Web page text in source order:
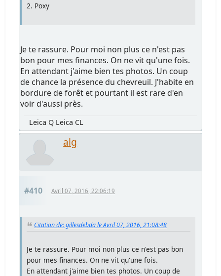
2. Poxy
Je te rassure. Pour moi non plus ce n'est pas
bon pour mes finances. On ne vit qu'une fois.
En attendant j'aime bien tes photos. Un coup
de chance la présence du chevreuil. J'habite en
bordure de forêt et pourtant il est rare d'en
voir d'aussi près.
Leica Q Leica CL
alg
#410 Avril 07, 2016, 22:06:19
Citation de: gillesdebda le Avril 07, 2016, 21:08:48
Je te rassure. Pour moi non plus ce n'est pas bon
pour mes finances. On ne vit qu'une fois.
En attendant j'aime bien tes photos. Un coup de